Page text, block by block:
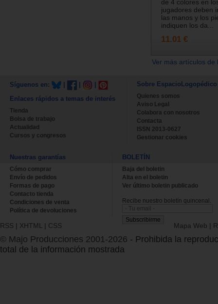
de 4 colores en
jugadores deben
las manos y los
indiquen los da...
11.01 €
Ver más artículos
Síguenos en:
Enlaces rápidos a temas de interés
Tienda
Bolsa de trabajo
Actualidad
Cursos y congresos
Sobre EspacioLogopédico
Quienes somos
Aviso Legal
Colabora con nosotros
Contacta
ISSN 2013-0627
Gestionar cookies
Nuestras garantías
Cómo comprar
Envío de pedidos
Formas de pago
Contacto tienda
Condiciones de venta
Política de devoluciones
BOLETÍN
Baja del boletin
Alta en el boletin
Ver último boletin publicado
Recibe nuestro boletín quincenal.
RSS | XHTML | CSS Mapa Web |
© Majo Producciones 2001-2026 - Prohibida la
total de la información mostrada